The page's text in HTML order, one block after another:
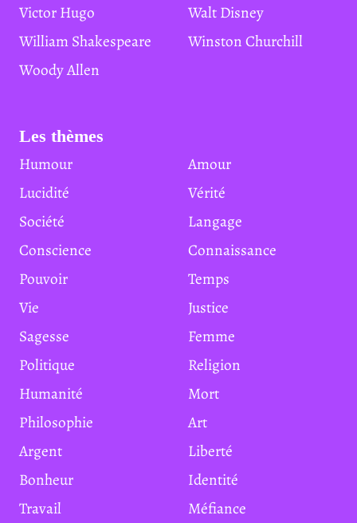
Victor Hugo
Walt Disney
William Shakespeare
Winston Churchill
Woody Allen
Les thèmes
Humour
Amour
Lucidité
Vérité
Société
Langage
Conscience
Connaissance
Pouvoir
Temps
Vie
Justice
Sagesse
Femme
Politique
Religion
Humanité
Mort
Philosophie
Art
Argent
Liberté
Bonheur
Identité
Travail
Méfiance